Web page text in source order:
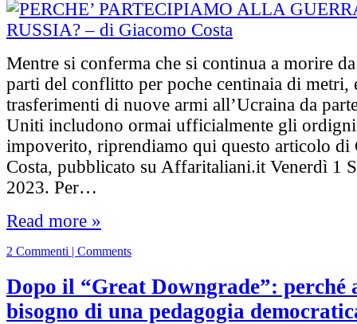
Mentre si conferma che si continua a morire
parti del conflitto per poche centinaia di metri,
trasferimenti di nuove armi all’Ucraina da
Uniti includono ormai ufficialmente gli
impoverito, riprendiamo qui questo articolo di
Costa, pubblicato su Affaritaliani.it Venerdì 1
2023. Per…
Read more »
2 Commenti | Comments
Dopo il “Great Downgrade”: perché
bisogno di una pedagogia